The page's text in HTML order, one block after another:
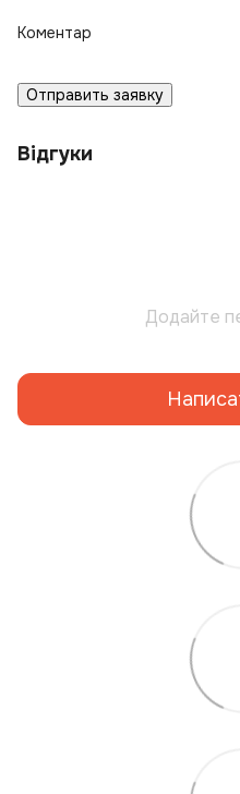
Коментар
Отправить заявку
Відгуки
Додайте